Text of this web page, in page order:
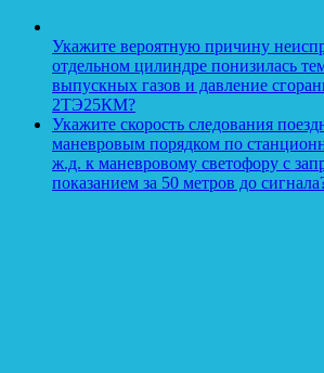
Укажите вероятную причину
отдельном цилиндре понизилась
выпускных газов и давление
2ТЭ25КМ?
Укажите скорость следования
маневровым порядком по
ж.д. к маневровому светофору с
показанием за 50 метров до